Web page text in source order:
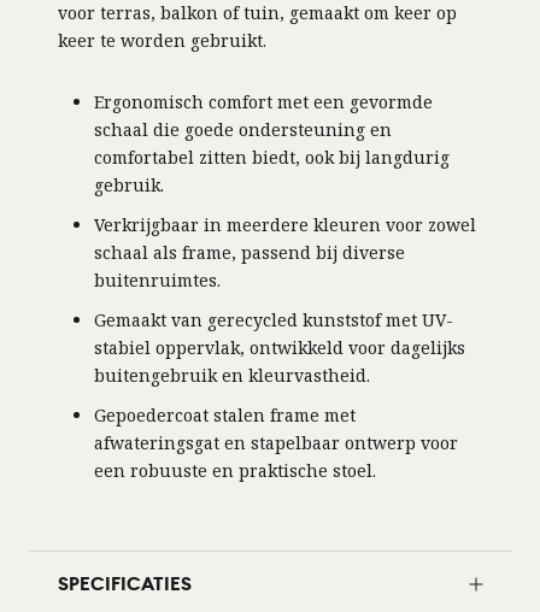
voor terras, balkon of tuin, gemaakt om keer op
keer te worden gebruikt.
Ergonomisch comfort met een gevormde
schaal die goede ondersteuning en
comfortabel zitten biedt, ook bij langdurig
gebruik.
Verkrijgbaar in meerdere kleuren voor zowel
schaal als frame, passend bij diverse
buitenruimtes.
Gemaakt van gerecycled kunststof met UV-
stabiel oppervlak, ontwikkeld voor dagelijks
buitengebruik en kleurvastheid.
Gepoedercoat stalen frame met
afwateringsgat en stapelbaar ontwerp voor
een robuuste en praktische stoel.
SPECIFICATIES